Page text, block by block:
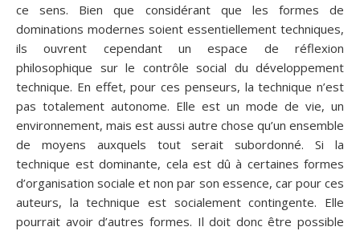
ce sens. Bien que considérant que les formes de
dominations modernes soient essentiellement techniques,
ils ouvrent cependant un espace de réflexion
philosophique sur le contrôle social du développement
technique. En effet, pour ces penseurs, la technique n’est
pas totalement autonome. Elle est un mode de vie, un
environnement, mais est aussi autre chose qu’un ensemble
de moyens auxquels tout serait subordonné. Si la
technique est dominante, cela est dû à certaines formes
d’organisation sociale et non par son essence, car pour ces
auteurs, la technique est socialement contingente. Elle
pourrait avoir d’autres formes. Il doit donc être possible